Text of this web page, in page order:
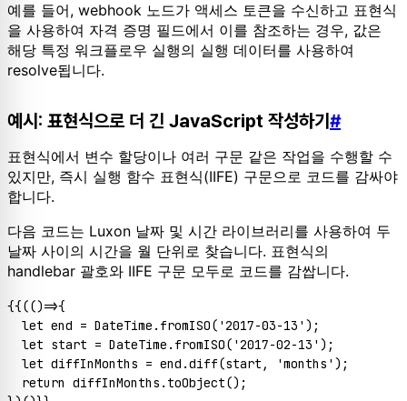
예를 들어, webhook 노드가 액세스 토큰을 수신하고 표현식
을 사용하여 자격 증명 필드에서 이를 참조하는 경우, 값은
해당 특정 워크플로우 실행의 실행 데이터를 사용하여
resolve됩니다.
예시: 표현식으로 더 긴 JavaScript 작성하기 #
표현식에서 변수 할당이나 여러 구문 같은 작업을 수행할 수
있지만, 즉시 실행 함수 표현식(IIFE) 구문으로 코드를 감싸야
합니다.
다음 코드는 Luxon 날짜 및 시간 라이브러리를 사용하여 두
날짜 사이의 시간을 월 단위로 찾습니다. 표현식의
handlebar 괄호와 IIFE 구문 모두로 코드를 감쌉니다.
{{(()=>{
let end = DateTime . fromISO( '2017-03-13' );
let start = DateTime . fromISO( '2017-02-13' );
let diffInMonths = end.diff(start, 'months' );
return diffInMonths. toObject();